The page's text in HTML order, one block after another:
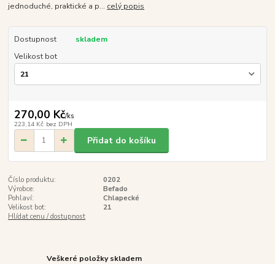
jednoduché, praktické a p... celý popis
Dostupnost
skladem
Velikost bot
270,00 Kč/ks
223,14 Kč bez DPH
Přidat do košíku
Číslo produktu:
0202
Výrobce:
Befado
Pohlaví:
Chlapecké
Velikost bot:
21
Hlídat cenu / dostupnost
Veškeré položky skladem